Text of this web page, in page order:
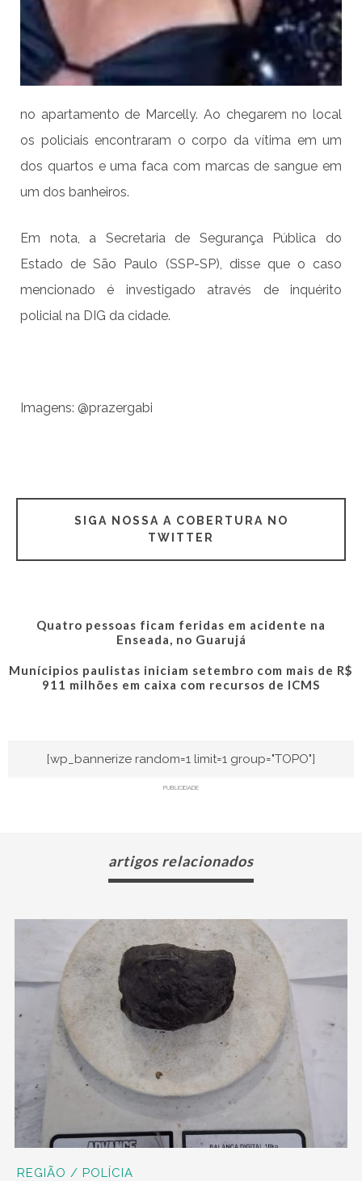
no apartamento de Marcelly. Ao chegarem no local
os policiais encontraram o corpo da vítima em um
dos quartos e uma faca com marcas de sangue em
um dos banheiros.
Em nota, a Secretaria de Segurança Pública do
Estado de São Paulo (SSP-SP), disse que o caso
mencionado é investigado através de inquérito
policial na DIG da cidade.
Imagens: @prazergabi
SIGA NOSSA A COBERTURA NO
TWITTER
Quatro pessoas ficam feridas em acidente na
Enseada, no Guarujá
Munícipios paulistas iniciam setembro com mais de R$
911 milhões em caixa com recursos de ICMS
[wp_bannerize random=1 limit=1 group="TOPO"]
PUBLICIDADE
artigos relacionados
REGIÃO / POLÍCIA